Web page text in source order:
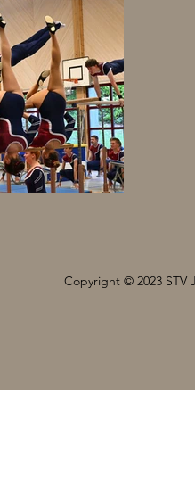
Copyright © 2023 STV